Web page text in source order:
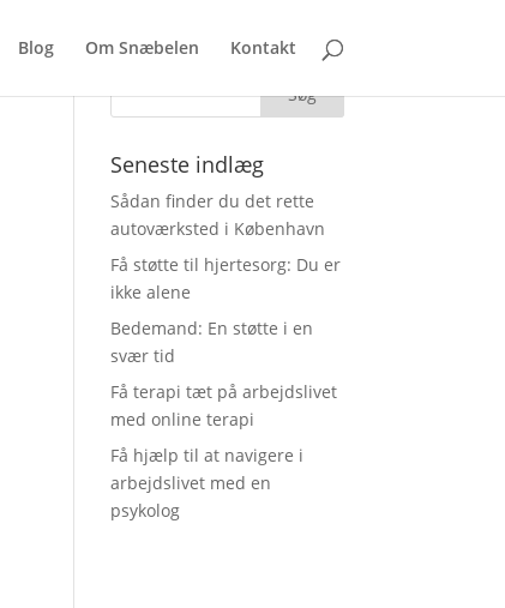
Blog Om Snæbelen Kontakt
Seneste indlæg
Sådan finder du det rette
autoværksted i København
Få støtte til hjertesorg: Du er
ikke alene
Bedemand: En støtte i en
svær tid
Få terapi tæt på arbejdslivet
med online terapi
Få hjælp til at navigere i
arbejdslivet med en
psykolog